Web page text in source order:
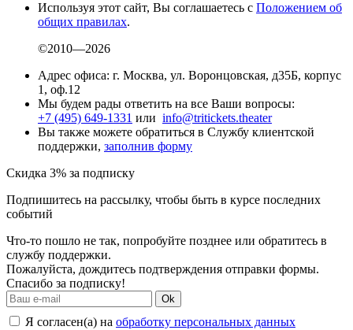
Используя этот сайт, Вы соглашаетесь с Положением об
общих правилах.
©2010—2026
Адрес офиса: г. Москва, ул. Воронцовская, д35Б, корпус
1, оф.12
Мы будем рады ответить на все Ваши вопросы:
+7 (495) 649-1331 или info@tritickets.theater
Вы также можете обратиться в Службу клиентской
поддержки, заполнив форму
Скидка 3% за подписку
Подпишитесь на рассылку, чтобы быть в курсе последних
событий
Что-то пошло не так, попробуйте позднее или обратитесь в
службу поддержки.
Пожалуйста, дождитесь подтверждения отправки формы.
Спасибо за подписку!
Ok
Я согласен(а) на обработку персональных данных